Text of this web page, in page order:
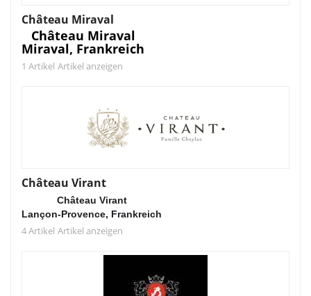
Château Miraval
Château Miraval
Miraval, Frankreich
1 Artikel Artikel anzeigen
Château Virant
Château Virant
Lançon-Provence, Frankreich
4 Artikel Artikel anzeigen